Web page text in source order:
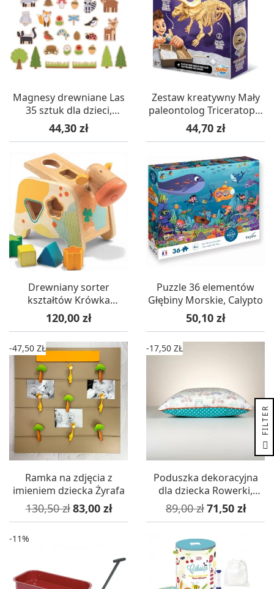
Magnesy drewniane Las
35 sztuk dla dzieci,
Bigjigs
Cena
44,30 zł
Zestaw kreatywny Mały
paleontolog Triceratops,
Buki
Cena
44,70 zł
Drewniany sorter
kształtów Krówka
Cachatou Maggy, Djeco
Cena
120,00 zł
Puzzle 36 elementów
Głębiny Morskie, Calypto
Cena
50,10 zł
Ramka na zdjęcia z
imieniem dziecka Żyrafa
Cena podstawowa
130,50 zł Cena
83,00 zł
-47,50 ZŁ
Poduszka dekoracyjna
dla dziecka Rowerki,
Lamps & Co.
Cena podstawowa
89,00 zł Cena
71,50 zł
-17,50 ZŁ
-11%
R